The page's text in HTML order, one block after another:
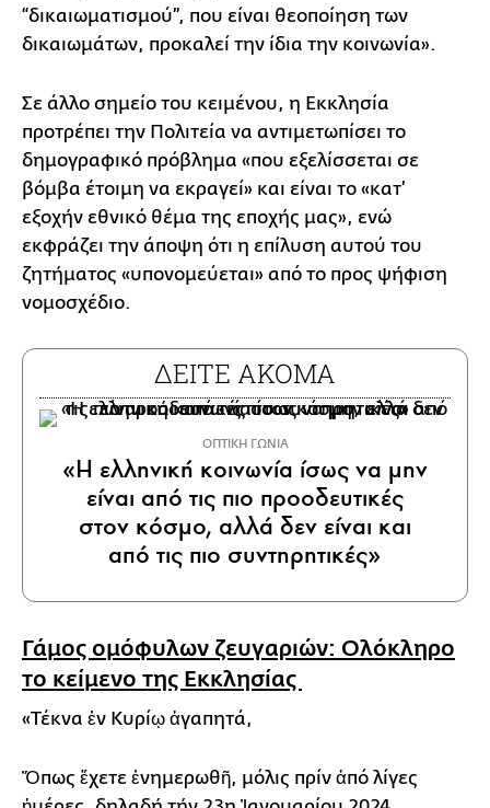
“δικαιωματισμού”, που είναι θεοποίηση των
δικαιωμάτων, προκαλεί την ίδια την κοινωνία».
Σε άλλο σημείο του κειμένου, η Εκκλησία
προτρέπει την Πολιτεία να αντιμετωπίσει το
δημογραφικό πρόβλημα «που εξελίσσεται σε
βόμβα έτοιμη να εκραγεί» και είναι το «κατ’
εξοχήν εθνικό θέμα της εποχής μας», ενώ
εκφράζει την άποψη ότι η επίλυση αυτού του
ζητήματος «υπονομεύεται» από το προς ψήφιση
νομοσχέδιο.
ΔΕΙΤΕ ΑΚΟΜΑ
ΟΠΤΙΚΗ ΓΩΝΙΑ
«Η ελληνική κοινωνία ίσως να μην
είναι από τις πιο προοδευτικές
στον κόσμο, αλλά δεν είναι και
από τις πιο συντηρητικές»
Γάμος ομόφυλων ζευγαριών: Ολόκληρο
το κείμενο της Εκκλησίας
«Τέκνα ἐν Κυρίῳ ἀγαπητά,
Ὅπως ἔχετε ἐνημερωθῆ, μόλις πρίν ἀπό λίγες